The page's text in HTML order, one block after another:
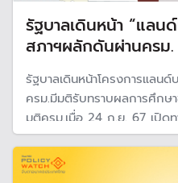
รัฐบาลเดินหน้า “แลน
สภาฯผลักดันผ่านครม.
รัฐบาลเดินหน้าโครงการแลน
ครม.มีมติรับทราบผลการศึกษ
มติครม.เมื่อ 24 ก.ย. 67 เปิด
นครม. และถือเป็นมติครม. คาด
บัญญัติเขตเศรษฐกิจพิเศษฯ ห